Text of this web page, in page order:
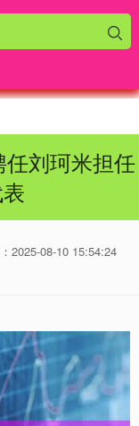
刘珂米担任
2025-08-10 15:54:24